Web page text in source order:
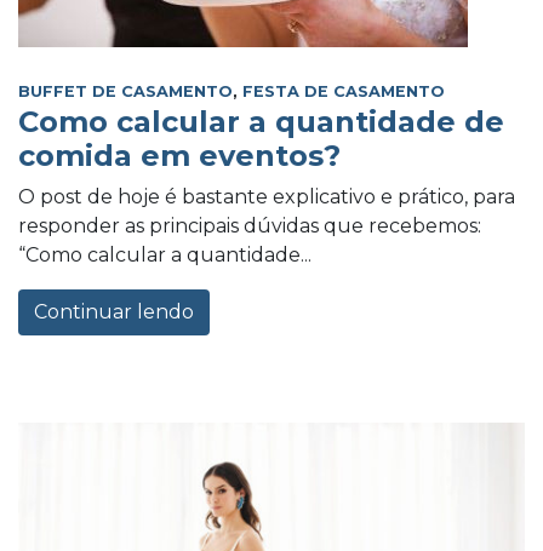
BUFFET DE CASAMENTO, FESTA DE CASAMENTO
Como calcular a quantidade de
comida em eventos?
O post de hoje é bastante explicativo e prático, para
responder as principais dúvidas que recebemos:
“Como calcular a quantidade...
Continuar lendo